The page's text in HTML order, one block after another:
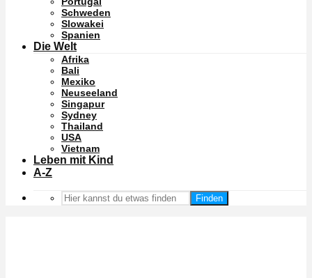
Schweden
Slowakei
Spanien
Die Welt
Afrika
Bali
Mexiko
Neuseeland
Singapur
Sydney
Thailand
USA
Vietnam
Leben mit Kind
A-Z
Finden